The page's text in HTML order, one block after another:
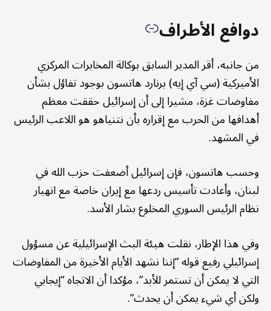
دوافع الأطراف
من جانبه، أقر المدير السابق بوكالة المخابرات المركزي
الأميركية (سي آي إيه) برنارد هاتسون بوجود تفاؤل بشأن
مفاوضات غزة، مشيرا إلى أن إسرائيل حققت معظم
أهدافها من الحرب مع إقراره بأن نتنياهو هو اللاعب الرئيس
في المشهد.
وحسب هاتسون، فإن إسرائيل أضعفت حزب الله في
لبنان، وأعادت تأسيس ردعها مع إيران خاصة مع انهيار
نظام الرئيس السوري المخلوع بشار الأسد.
وفي هذا الإطار، نقلت هيئة البث الإسرائيلية عن مسؤول
إسرائيلي رفيع قوله “إننا نشهد الأيام الأخيرة من المفاوضات
التي لا يمكن أن تستمر للأبد”، مؤكدا أن الاتجاه “إيجابي
ولكن أي شيء يمكن أن يحدث”.